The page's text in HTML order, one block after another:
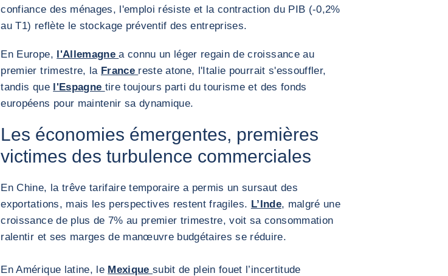
confiance des ménages, l'emploi résiste et la contraction du PIB (-0,2%
au T1) reflète le stockage préventif des entreprises.
En Europe, l'Allemagnea connu un léger regain de croissance au
premier trimestre, la France reste atone, l'Italie pourrait s'essouffler,
tandis que l'Espagne tire toujours parti du tourisme et des fonds
européens pour maintenir sa dynamique.
Les économies émergentes, premières
victimes des turbulence commerciales
En Chine, la trêve tarifaire temporaire a permis un sursaut des
exportations, mais les perspectives restent fragiles. L’Inde, malgré une
croissance de plus de 7% au premier trimestre, voit sa consommation
ralentir et ses marges de manœuvre budgétaires se réduire.
En Amérique latine, le Mexiquesubit de plein fouet l’incertitude